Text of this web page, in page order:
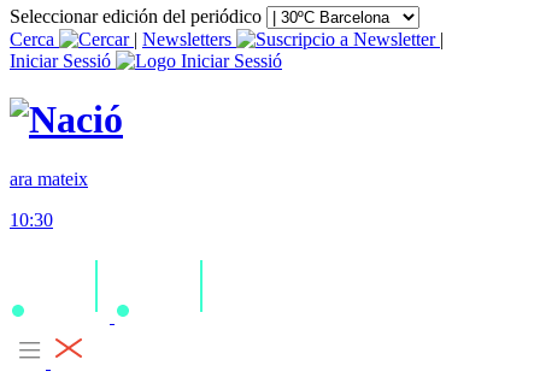
Seleccionar edición del periódico
Cerca
| Newsletters
|
Iniciar Sessió
ara mateix
10:30